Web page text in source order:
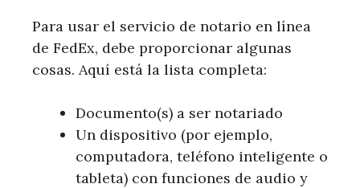
Para usar el servicio de notario en línea
de FedEx, debe proporcionar algunas
cosas. Aquí está la lista completa:
Documento(s) a ser notariado
Un dispositivo (por ejemplo,
computadora, teléfono inteligente o
tableta) con funciones de audio y